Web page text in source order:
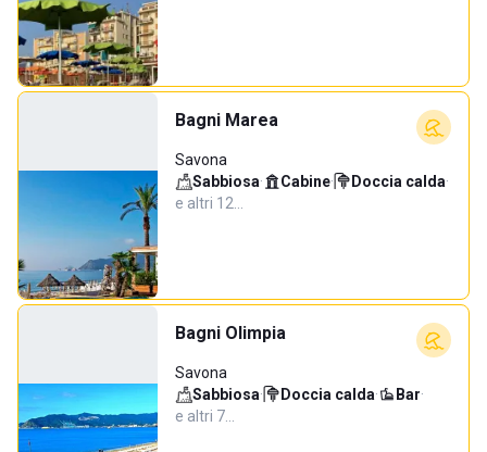
Bagni Marea
Savona
Sabbiosa· Cabine· Doccia calda·
e altri 12…
Bagni Olimpia
Savona
Sabbiosa· Doccia calda· Bar·
e altri 7…